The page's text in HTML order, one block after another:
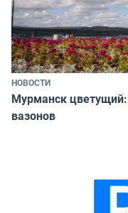
НОВОСТИ
Мурманск
вазонов